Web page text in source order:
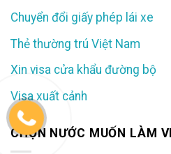
Chuyển đổi giấy phép lái xe
Thẻ thường trú Việt Nam
Xin visa cửa khẩu đường bộ
Visa xuất cảnh
CHỌN NƯỚC MUỐN LÀM